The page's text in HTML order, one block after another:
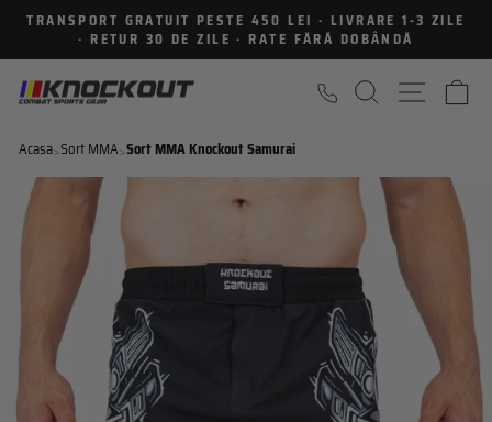
Sari
continut
Intrerupe
TRANSPORT GRATUIT PESTE 450 LEI · LIVRARE 1-3 ZILE
· RETUR 30 DE ZILE · RATE FĂRĂ DOBÂNDĂ
CAUTARE
Acasa>Sort MMA>Sort MMA Knockout Samurai